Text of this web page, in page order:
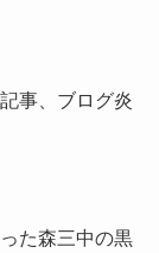
事、ブログ炎
た森三中の黒